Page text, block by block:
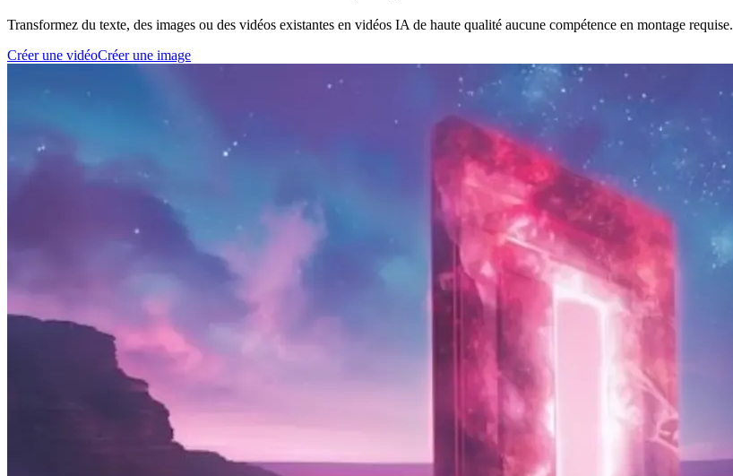
Transformez du texte, des images ou des vidéos existantes en vidéos IA de haute qualité aucune compétence en montage requise.
Créer une vidéoCréer une image